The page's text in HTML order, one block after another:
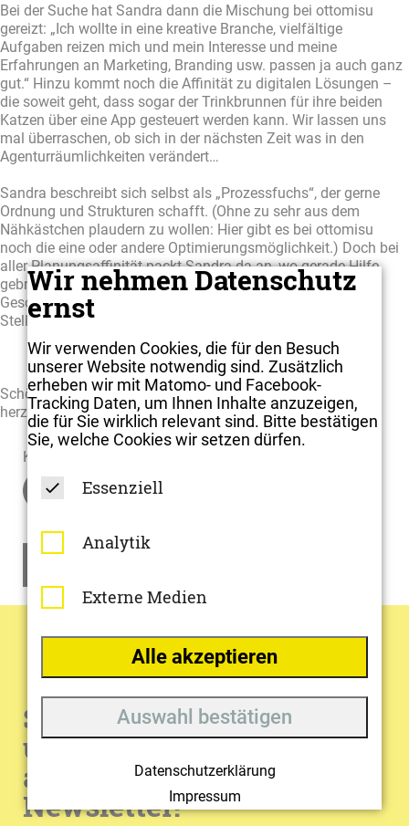
Bei der Suche hat Sandra dann die Mischung bei ottomisu
gereizt: „Ich wollte in eine kreative Branche, vielfältige
Aufgaben reizen mich und mein Interesse und meine
Erfahrungen an Marketing, Branding usw. passen ja auch ganz
gut.“ Hinzu kommt noch die Affinität zu digitalen Lösungen –
die soweit geht, dass sogar der Trinkbrunnen für ihre beiden
Katzen über eine App gesteuert werden kann. Wir lassen uns
mal überraschen, ob sich in der nächsten Zeit was in den
Agenturräumlichkeiten verändert…
Sandra beschreibt sich selbst als „Prozessfuchs“, der gerne
Ordnung und Strukturen schafft. (Ohne zu sehr aus dem
Nähkästchen plaudern zu wollen: Hier gibt es bei ottomisu
noch die eine oder andere Optimierungsmöglichkeit.) Doch bei
aller Planungsaffinität packt Sandra da an, wo gerade Hilfe
gebraucht wird. Mit ihrer Erfahrung wird sie künftig unseren
Geschäftsführer Jörn und das ganze Team sicher an vielen
Stellen bestens unterstützen.
Schön, dass ihr beide jetzt Teil des Teams seid! Fühlt Euch
herzlich willkommen.
Kategorien:
Sie möchten mehr von
uns erfahren? Dann
abonnieren Sie unseren
Newsletter!
Wir nehmen Datenschutz
ernst
Wir verwenden Cookies, die für den Besuch
unserer Website notwendig sind. Zusätzlich
erheben wir mit Matomo- und Facebook-
Tracking Daten, um Ihnen Inhalte anzuzeigen,
die für Sie wirklich relevant sind. Bitte bestätigen
Sie, welche Cookies wir setzen dürfen.
Essenziell
Analytik
Externe Medien
Alle akzeptieren
Auswahl bestätigen
Datenschutzerklärung
Impressum